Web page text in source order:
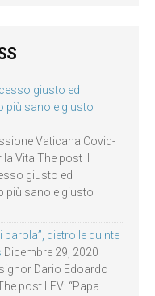
giusto ed
più sano e giusto
Vaticana Covid-
Vita The post Il
giusto ed
più sano e giusto
parola”, dietro le quinte
Dicembre 29, 2020
Dario Edoardo
post LEV: “Papa